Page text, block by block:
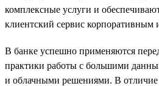
комплексные услуги и
клиентский сервис
В банке успешно применяются
практики работы с большими
и облачными решениями. В